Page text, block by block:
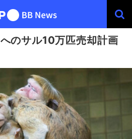
のサル10万匹売却計画